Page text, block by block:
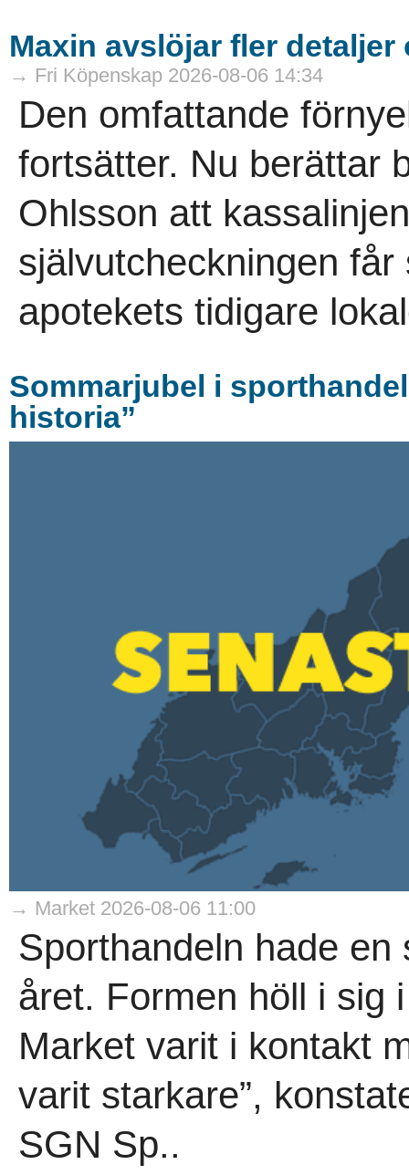
Maxin avslöjar fler
→ Fri Köpenskap 2026-08-06 14:34
Den omfattande
fortsätter. Nu berättar
Ohlsson att
självutcheckningen
apotekets tidigare
Sommarjubel i
historia”
→ Market 2026-08-06 11:00
Sporthandeln hade
året. Formen höll i sig
Market varit i kontakt
varit starkare”,
SGN Sp..